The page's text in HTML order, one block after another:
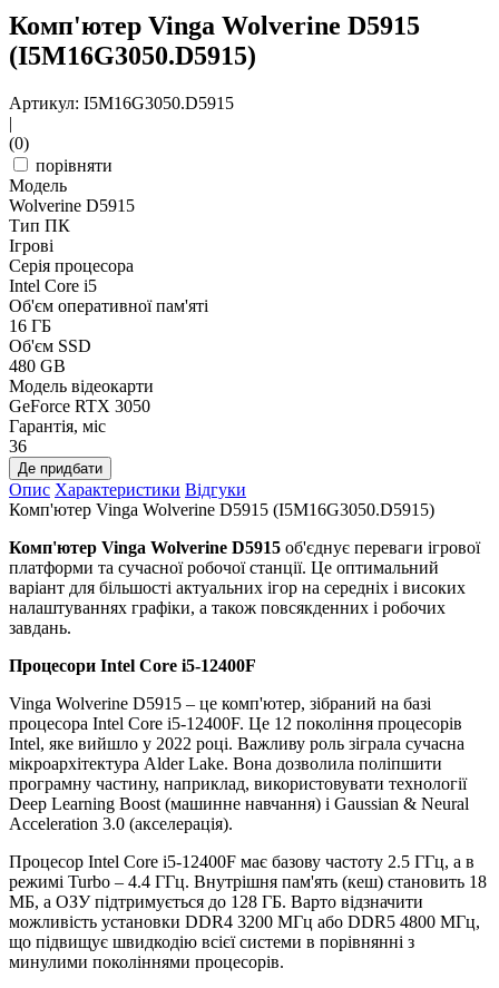
Комп'ютер Vinga Wolverine D5915
(I5M16G3050.D5915)
Артикул: I5M16G3050.D5915
|
(0)
порівняти
Модель
Wolverine D5915
Тип ПК
Ігрові
Серія процесора
Intel Core i5
Об'єм оперативної пам'яті
16 ГБ
Об'єм SSD
480 GB
Модель відеокарти
GeForce RTX 3050
Гарантія, міс
36
Де придбати
Опис Характеристики Відгуки
Комп'ютер Vinga Wolverine D5915 (I5M16G3050.D5915)
Комп'ютер Vinga Wolverine D5915 об'єднує переваги ігрової
платформи та сучасної робочої станції. Це оптимальний
варіант для більшості актуальних ігор на середніх і високих
налаштуваннях графіки, а також повсякденних і робочих
завдань.
Процесори Intel Core i5-12400F
Vinga Wolverine D5915 – це комп'ютер, зібраний на базі
процесора Intel Core i5-12400F. Це 12 покоління процесорів
Intel, яке вийшло у 2022 році. Важливу роль зіграла сучасна
мікроархітектура Alder Lake. Вона дозволила поліпшити
програмну частину, наприклад, використовувати технології
Deep Learning Boost (машинне навчання) і Gaussian & Neural
Acceleration 3.0 (акселерація).
Процесор Intel Core i5-12400F має базову частоту 2.5 ГГц, а в
режимі Turbo – 4.4 ГГц. Внутрішня пам'ять (кеш) становить 18
МБ, а ОЗУ підтримується до 128 ГБ. Варто відзначити
можливість установки DDR4 3200 МГц або DDR5 4800 МГц,
що підвищує швидкодію всієї системи в порівнянні з
минулими поколіннями процесорів.